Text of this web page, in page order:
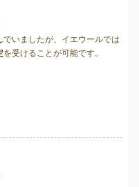
いましたが、イエウールでは
を受けることが可能です。